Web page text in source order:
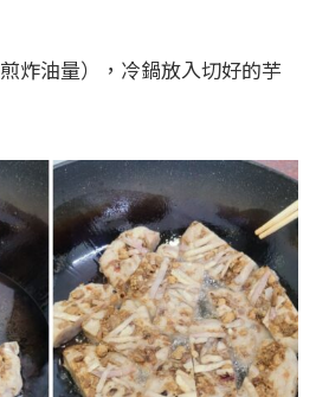
炸油量），冷鍋放入切好的芋